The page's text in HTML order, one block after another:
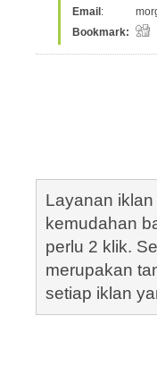
Email :
Bookmark:
Layanan
kemudahan
perlu 2 klik.
merupakan
setiap iklan